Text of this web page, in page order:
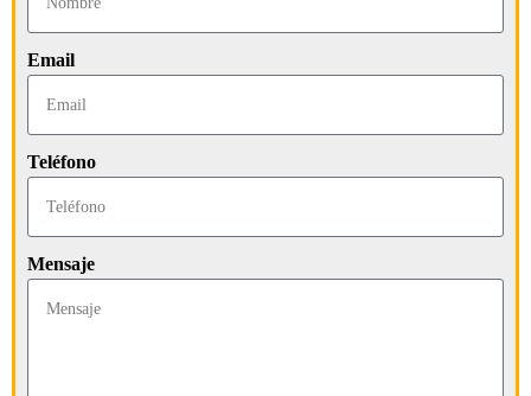
Email
Teléfono
Mensaje